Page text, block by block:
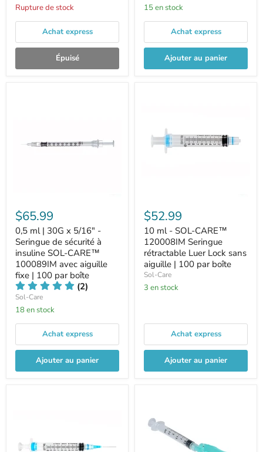
Rupture de stock
Achat express
Épuisé
15 en stock
Achat express
Ajouter au panier
$65.99
0,5 ml | 30G x 5/16" -
Seringue de sécurité à
insuline SOL-CARE™
100089IM avec aiguille
fixe | 100 par boîte
(2)
Sol-Care
18 en stock
Achat express
Ajouter au panier
$52.99
10 ml - SOL-CARE™
120008IM Seringue
rétractable Luer Lock sans
aiguille | 100 par boîte
Sol-Care
3 en stock
Achat express
Ajouter au panier